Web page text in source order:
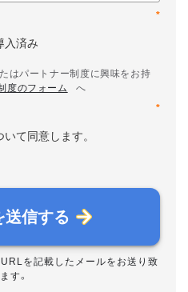
*
入済み
はパートナー制度に興味をお持
度のフォーム
へ
*
て同意します。
送信する
を記載したメールをお送り致
す。